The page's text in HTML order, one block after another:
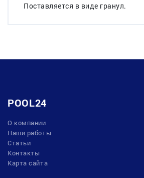
Поставляется в виде гранул.
POOL24
О компании
Наши работы
Статьи
Контакты
Карта сайта